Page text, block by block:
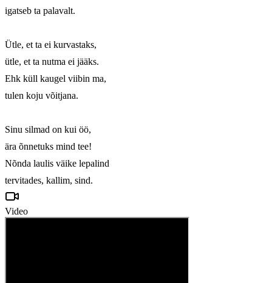
igatseb ta palavalt.
Ütle, et ta ei kurvastaks,
ütle, et ta nutma ei jääks.
Ehk küll kaugel viibin ma,
tulen koju võitjana.
Sinu silmad on kui öö,
ära õnnetuks mind tee!
Nõnda laulis väike lepalind
tervitades, kallim, sind.
Video